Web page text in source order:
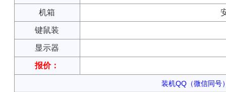
机箱
键鼠装
显示器
报价：
装机QQ（微信同号